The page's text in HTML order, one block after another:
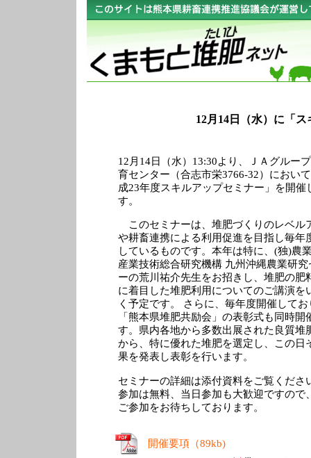
12月14日（水）に「
12月14日（水）13:30より、ＪＡグルー
育センター（合志市栄3766-32）におい
成23年度スキルアップセミナー」を開催
す。
このセミナーは、堆肥づくりのレベル
や耕畜連携による利用促進を目指し毎年
しているものです。本年は特に、(独)農
産業技術総合研究機構 九州沖縄農業研究
ーの荒川祐介先生をお招きし、堆肥の肥
に着目した堆肥利用についてのご講演を
く予定です。 さらに、毎年度開催してお
「熊本県堆肥共励会」の表彰式も同時開
す。県内各地から多数出展された良質堆
から、特に優れた堆肥を選定し、この日
果を発表し表彰を行います。
セミナーの詳細は添付資料をご覧くださ
参加は無料、当日参加も大歓迎ですので
ご参加をお待ちしております。
開催要項（89kb)